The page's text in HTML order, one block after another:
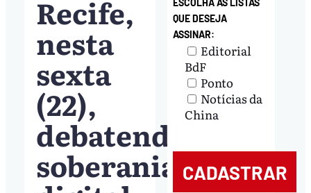
Recife,
nesta
sexta
(22),
debatendo
soberania
QUE DESEJA
ASSINAR:
Editorial
BdF
Ponto
Notícias da
China